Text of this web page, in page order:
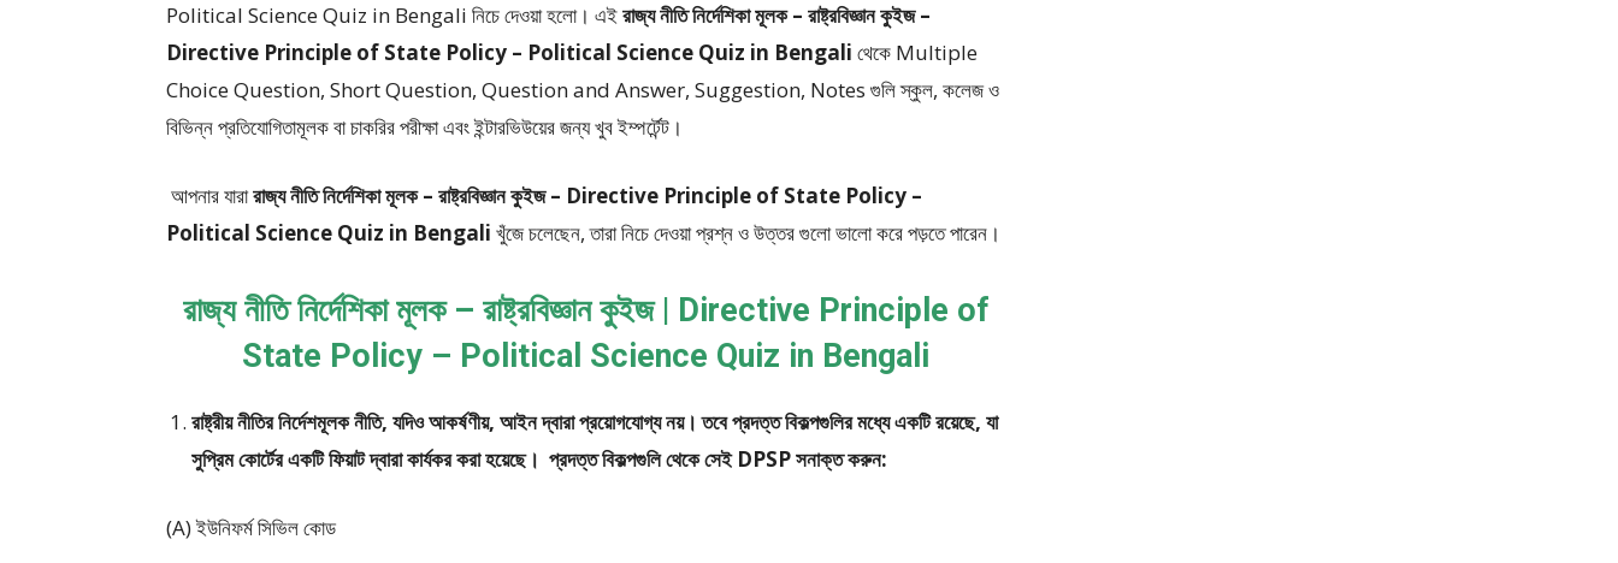
Political Science Quiz in Bengali নিচে দেওয়া হলো। এইরাজ্য নীতি নির্দেশিকা মূলক – রাষ্ট্রবিজ্ঞান কুইজ –
Directive Principle of State Policy – Political Science Quiz in Bengali থেকে Multiple
Choice Question, Short Question, Question and Answer, Suggestion, Notes গুলি স্কুল, কলেজ ও
বিভিন্ন প্রতিযোগিতামূলক বা চাকরির পরীক্ষা এবং ইন্টারভিউয়ের জন্য খুব ইম্পর্টেন্ট।
আপনার যারারাজ্য নীতি নির্দেশিকা মূলক – রাষ্ট্রবিজ্ঞান কুইজ – Directive Principle of State Policy –
Political Science Quiz in Bengali খুঁজে চলেছেন, তারা নিচে দেওয়া প্রশ্ন ও উত্তর গুলো ভালো করে পড়তে পারেন।
রাজ্য নীতি নির্দেশিকা মূলক – রাষ্ট্রবিজ্ঞান কুইজ | Directive Principle of
State Policy – Political Science Quiz in Bengali
রাষ্ট্রীয় নীতির নির্দেশমূলক নীতি, যদিও আকর্ষণীয়, আইন দ্বারা প্রয়োগযোগ্য নয়। তবে প্রদত্ত বিকল্পগুলির মধ্যে একটি রয়েছে, যা
সুপ্রিম কোর্টের একটি ফিয়াট দ্বারা কার্যকর করা হয়েছে। প্রদত্ত বিকল্পগুলি থেকে সেই DPSP সনাক্ত করুন:
(A) ইউনিফর্ম সিভিল কোড